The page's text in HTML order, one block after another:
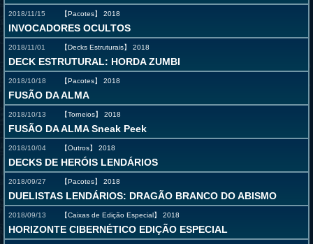
2018/11/15 【Pacotes】 2018
INVOCADORES OCULTOS
2018/11/01 【Decks Estruturais】 2018
DECK ESTRUTURAL: HORDA ZUMBI
2018/10/18 【Pacotes】 2018
FUSÃO DA ALMA
2018/10/13 【Torneios】 2018
FUSÃO DA ALMA Sneak Peek
2018/10/04 【Outros】 2018
DECKS DE HERÓIS LENDÁRIOS
2018/09/27 【Pacotes】 2018
DUELISTAS LENDÁRIOS: DRAGÃO BRANCO DO ABISMO
2018/09/13 【Caixas de Edição Especial】 2018
HORIZONTE CIBERNÉTICO EDIÇÃO ESPECIAL